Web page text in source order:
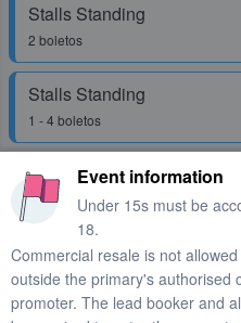
Stalls Standing
2 boletos
Stalls Standing
1 - 4 boletos
Block 4
FilaS
2 boletos
Entrega Rápida
Stalls Standing
2 boletos
Event information
Under 15s must be
18.
Commercial resale is not
outside the primary's authorised
promoter. The lead booker and